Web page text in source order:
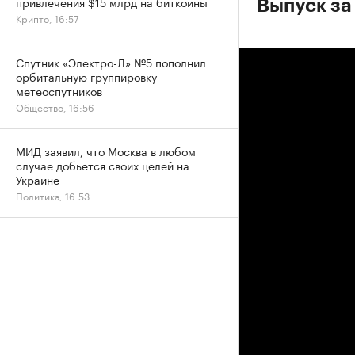
Выпуск
Крипто, 16:57
Спутник «Электро-Л» №5 пополнил
орбитальную группировку
метеоспутников
Общество, 16:56
МИД заявил, что Москва в любом
случае добьется своих целей на
Украине
Политика, 16:53